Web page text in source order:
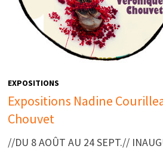
EXPOSITIONS
Expositions Nadine
Chouvet
//DU 8 AOÛT AU 24 SEPT.//